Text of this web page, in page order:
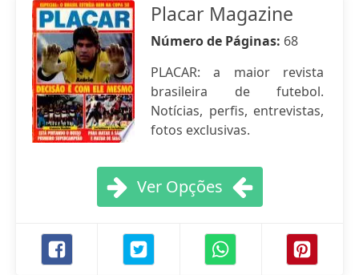
Placar Magazine
Número de Páginas: 68
PLACAR: a maior revista
brasileira de futebol.
Notícias, perfis, entrevistas,
fotos exclusivas.
Ver Opções